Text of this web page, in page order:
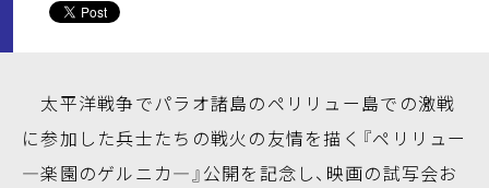
太平洋戦争でパラオ諸島のペリリュー島での激戦
に参加した兵士たちの戦火の友情を描く『ペリリュー
―楽園のゲルニカ―』公開を記念し、映画の試写会お